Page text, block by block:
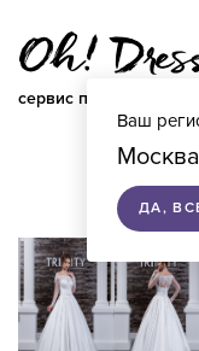
сервис по подбору
Ваш
Москва
ДА,